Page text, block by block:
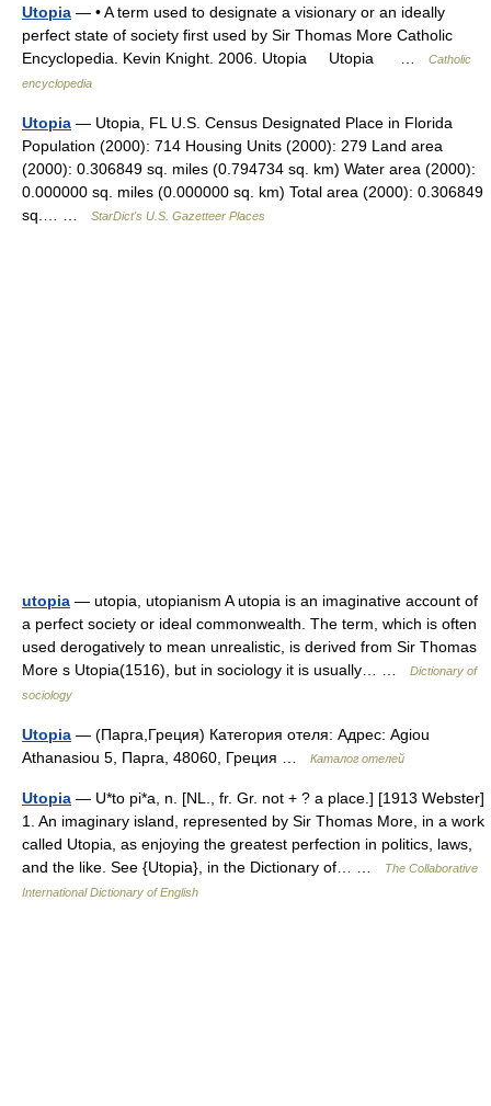
Utopia — • A term used to designate a visionary or an ideally
perfect state of society first used by Sir Thomas More Catholic
Encyclopedia. Kevin Knight. 2006. Utopia Utopia …
Catholic
encyclopedia
Utopia — Utopia, FL U.S. Census Designated Place in Florida
Population (2000): 714 Housing Units (2000): 279 Land area
(2000): 0.306849 sq. miles (0.794734 sq. km) Water area (2000):
0.000000 sq. miles (0.000000 sq. km) Total area (2000): 0.306849
sq.… …
StarDict's U.S. Gazetteer Places
utopia — utopia, utopianism A utopia is an imaginative account of
a perfect society or ideal commonwealth. The term, which is often
used derogatively to mean unrealistic, is derived from Sir Thomas
More s Utopia(1516), but in sociology it is usually… …
Dictionary of
sociology
Utopia — (Парга,Греция) Категория отеля: Адрес: Agiou
Athanasiou 5, Парга, 48060, Греция …
Каталог отелей
Utopia — U*to pi*a, n. [NL., fr. Gr. not + ? a place.] [1913 Webster]
1. An imaginary island, represented by Sir Thomas More, in a work
called Utopia, as enjoying the greatest perfection in politics, laws,
and the like. See {Utopia}, in the Dictionary of… …
The Collaborative
International Dictionary of English